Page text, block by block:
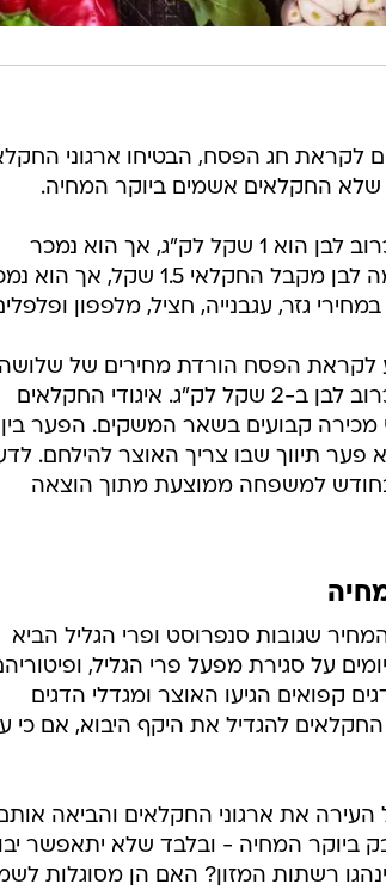
לקראת חג הפסח, הבטיחו ארגוני
שלא החקלאים אשמים ביוקר המחיה.
לטענת ההתאחדויות המחיר שמקבל החקלאי עבור כרוב לבן הוא 1 שקל לק"ג, אך הוא נמכר
ברשתות במחיר של 2-4.9 שקל. עבור ק"ג תפוח אדמה לבן מקבל החקלאי 1.5 שקל,
לקראת הפסח הורדת מחירים של שלושה
גידולים: גזר ב-1.60 שקל לק"ג, תפוח אדמה ב-1.70 וכרוב לבן ב-2 שקל לק"ג. איגודי החקלאים
מכירה קבועים בשאר המשקים. הפער בין
תיווך שבו צריך האוצר להילחם.
של עד 600 שקל נוספים בחודש למשפחה ממוצעת מתוך הוצאה
אפשרי של ירקות קפואים שיהיו זולים ב-30% מהמחיר שגובות סנפרוסט ופרי הגליל הביא
על סגירת מפעל פרי הגליל,
דגים קפואים הגיעו האוצר ומגדלי הדגים
להגדיל את היקף היבוא, אם כי
את ארגוני החקלאים והביאה
ביוקר המחיה - ובלבד שלא יתאפשר
רשתות המזון? האם הן מסוגלות